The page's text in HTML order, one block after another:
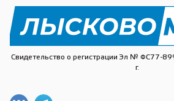
Свидетельство о регистрации Эл № ФС77-
г.